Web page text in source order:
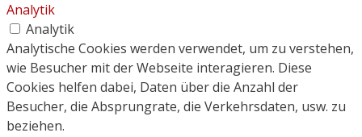
Analytik
Analytik
Analytische Cookies werden verwendet, um zu verstehen,
wie Besucher mit der Webseite interagieren. Diese
Cookies helfen dabei, Daten über die Anzahl der
Besucher, die Absprungrate, die Verkehrsdaten, usw. zu
beziehen.